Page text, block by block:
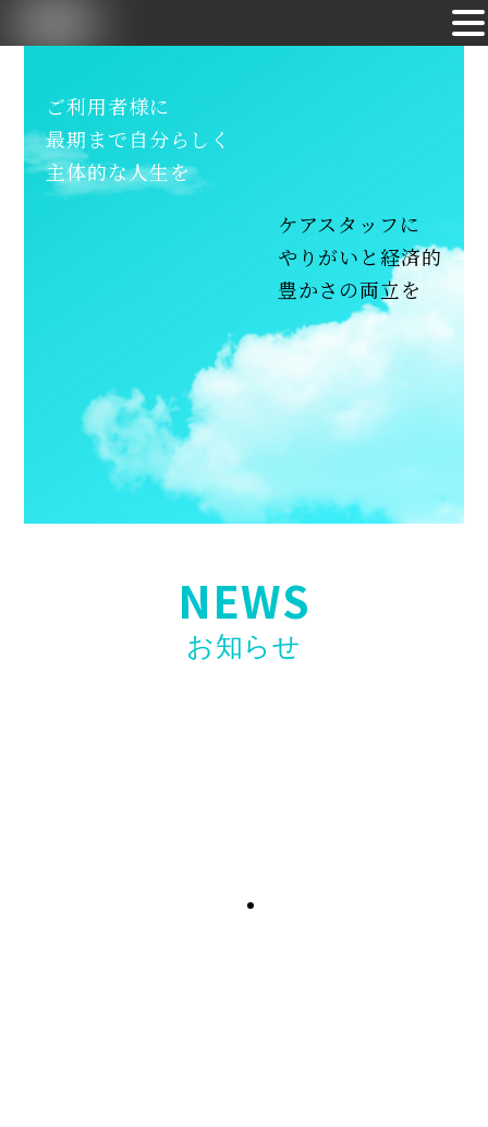
content
ご利用者様に
最期まで自分らしく
主体的な人生を
ケアスタッフに
やりがいと経済的
豊かさの両立を
NEWS
お知らせ
【求人情報】訪問看護スタッフ「入社お祝い金